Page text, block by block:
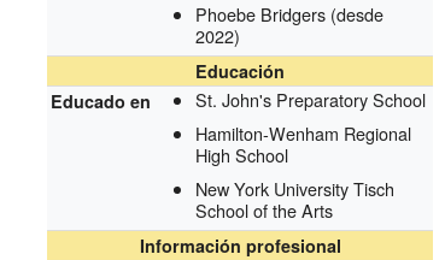
Phoebe Bridgers (desde
2022)
Educación
Educado en
St. John's Preparatory School
Hamilton-Wenham Regional
High School
New York University Tisch
School of the Arts
Información profesional